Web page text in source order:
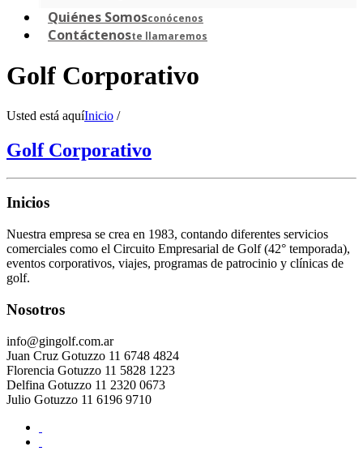
Quiénes Somosconócenos
Contáctenoste llamaremos
Golf Corporativo
Usted está aquíInicio /
Golf Corporativo
Inicios
Nuestra empresa se crea en 1983, contando diferentes servicios
comerciales como el Circuito Empresarial de Golf (42° temporada),
eventos corporativos, viajes, programas de patrocinio y clínicas de
golf.
Nosotros
info@gingolf.com.ar
Juan Cruz Gotuzzo 11 6748 4824
Florencia Gotuzzo 11 5828 1223
Delfina Gotuzzo 11 2320 0673
Julio Gotuzzo 11 6196 9710